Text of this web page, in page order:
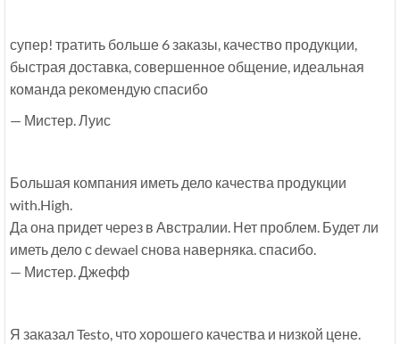
супер! тратить больше 6 заказы, качество продукции,
быстрая доставка, совершенное общение, идеальная
команда рекомендую спасибо
— Мистер. Луис
Большая компания иметь дело качества продукции
with.High.
Да она придет через в Австралии. Нет проблем. Будет ли
иметь дело с dewael снова наверняка. спасибо.
— Мистер. Джефф
Я заказал Testo, что хорошего качества и низкой цене.